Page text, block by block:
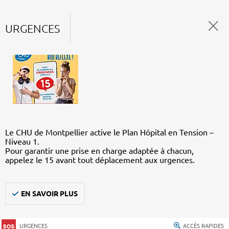
URGENCES
Le CHU de Montpellier active le Plan Hôpital en Tension –
Niveau 1.
Pour garantir une prise en charge adaptée à chacun,
appelez le 15 avant tout déplacement aux urgences.
EN SAVOIR PLUS
URGENCES ACCÈS RAPIDES